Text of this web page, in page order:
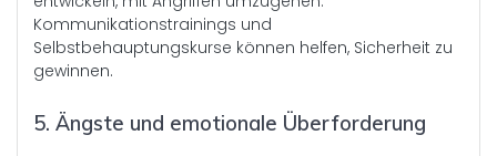
Kommunikationstrainings und
Selbstbehauptungskurse können helfen, Sicherheit zu
gewinnen.
5. Ängste und emotionale Überforderung